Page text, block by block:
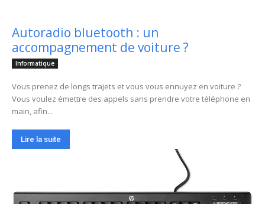
Autoradio bluetooth : un
accompagnement de voiture ?
Informatique
Vous prenez de longs trajets et vous vous ennuyez en voiture ?
Vous voulez émettre des appels sans prendre votre téléphone en
main, afin...
Lire la suite